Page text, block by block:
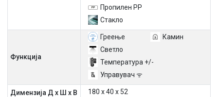
Пропилен PP
Стакло
Функција
Греење
Камин
Светло
Температура +/-
Управувач ᯤ
Димензија Д х Ш х В 180 х 40 х 52